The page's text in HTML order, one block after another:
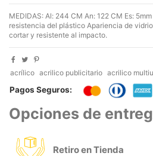
MEDIDAS: Al: 244 CM An: 122 CM Es:
resistencia del plástico Apariencia de
cortar y resistente al impacto.
acrílico acrilico publicitario acrilico
Pagos Seguros:
Opciones de
Retiro en Tienda